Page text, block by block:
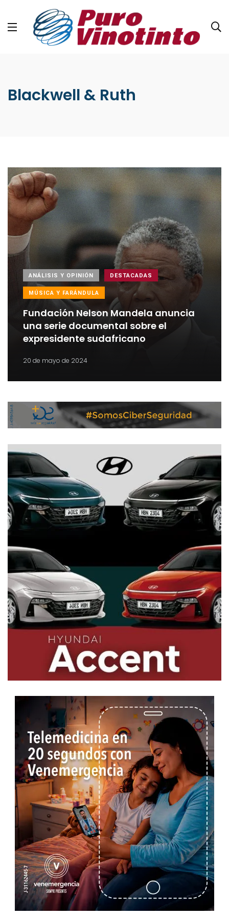
Blackwell & Ruth
ANÁLISIS Y OPINIÓN DESTACADAS
MÚSICA Y FARÁNDULA
Fundación Nelson Mandela anuncia
una serie documental sobre el
expresidente sudafricano
20 de mayo de 2024